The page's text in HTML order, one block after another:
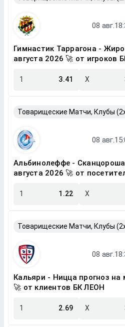
Гимнастик Таррагона -
августа 2026 🚀 от игроков
1 3.41 X
Альбинолеффе -
августа 2026 🚀 от
1 1.22 X
Кальяри - Ницца прогноз на
🚀 от клиентов БК ЛЕОН
1 2.69 X